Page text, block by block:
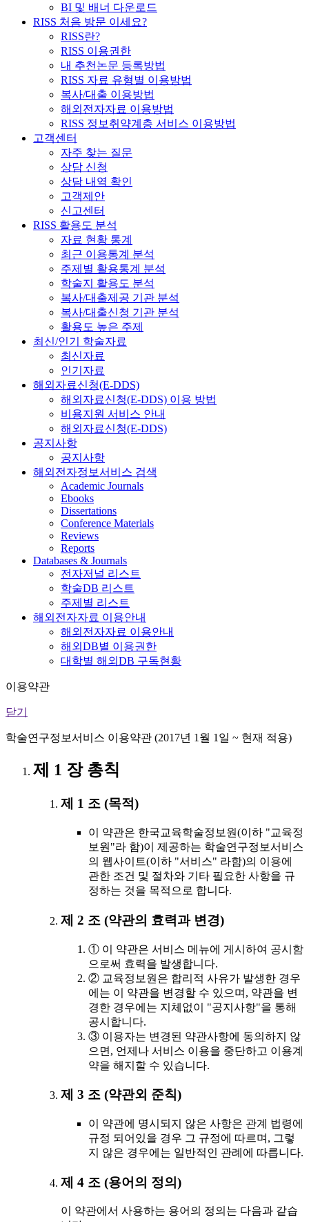
BI 및 배너 다운로드
RISS 처음 방문 이세요?
RISS란?
RISS 이용권한
내 추천논문 등록방법
RISS 자료 유형별 이용방법
복사/대출 이용방법
해외전자자료 이용방법
RISS 정보취약계층 서비스 이용방법
고객센터
자주 찾는 질문
상담 신청
상담 내역 확인
고객제안
신고센터
RISS 활용도 분석
자료 현황 통계
최근 이용통계 분석
주제별 활용통계 분석
학술지 활용도 분석
복사/대출제공 기관 분석
복사/대출신청 기관 분석
활용도 높은 주제
최신/인기 학술자료
최신자료
인기자료
해외자료신청(E-DDS)
해외자료신청(E-DDS) 이용 방법
비용지원 서비스 안내
해외자료신청(E-DDS)
공지사항
공지사항
해외전자정보서비스 검색
Academic Journals
Ebooks
Dissertations
Conference Materials
Reviews
Reports
Databases & Journals
전자저널 리스트
학술DB 리스트
주제별 리스트
해외전자자료 이용안내
해외전자자료 이용안내
해외DB별 이용권한
대학별 해외DB 구독현황
이용약관
닫기
학술연구정보서비스 이용약관 (2017년 1월 1일 ~ 현재 적용)
제 1 장 총칙
제 1 조 (목적)
이 약관은 한국교육학술정보원(이하 "교육정
보원"라 함)이 제공하는 학술연구정보서비스
의 웹사이트(이하 "서비스" 라함)의 이용에
관한 조건 및 절차와 기타 필요한 사항을 규
정하는 것을 목적으로 합니다.
제 2 조 (약관의 효력과 변경)
① 이 약관은 서비스 메뉴에 게시하여 공시함
으로써 효력을 발생합니다.
② 교육정보원은 합리적 사유가 발생한 경우
에는 이 약관을 변경할 수 있으며, 약관을 변
경한 경우에는 지체없이 "공지사항"을 통해
공시합니다.
③ 이용자는 변경된 약관사항에 동의하지 않
으면, 언제나 서비스 이용을 중단하고 이용계
약을 해지할 수 있습니다.
제 3 조 (약관외 준칙)
이 약관에 명시되지 않은 사항은 관계 법령에
규정 되어있을 경우 그 규정에 따르며, 그렇
지 않은 경우에는 일반적인 관례에 따릅니다.
제 4 조 (용어의 정의)
이 약관에서 사용하는 용어의 정의는 다음과 같습